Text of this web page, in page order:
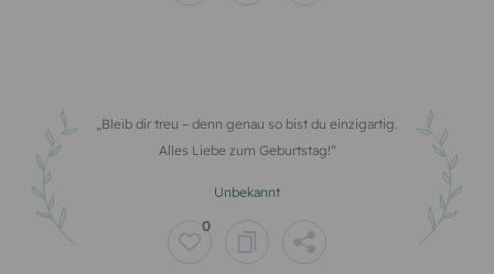
Bleib dir treu – denn genau so bist du einzigartig.
Alles Liebe zum Geburtstag!
Unbekannt
0